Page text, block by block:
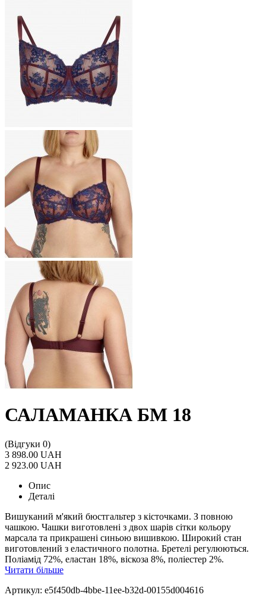
САЛАМАНКА БМ 18
(Відгуки 0)
3 898.00 UAH
2 923.00 UAH
Опис
Деталі
Вишуканий м'який бюстгальтер з кісточками. З повною
чашкою. Чашки виготовлені з двох шарів сітки кольору
марсала та прикрашені синьою вишивкою. Широкий стан
виготовлений з еластичного полотна. Бретелі регулюються.
Поліамід 72%, еластан 18%, віскоза 8%, поліестер 2%.
Читати більше
Артикул: e5f450db-4bbe-11ee-b32d-00155d004616